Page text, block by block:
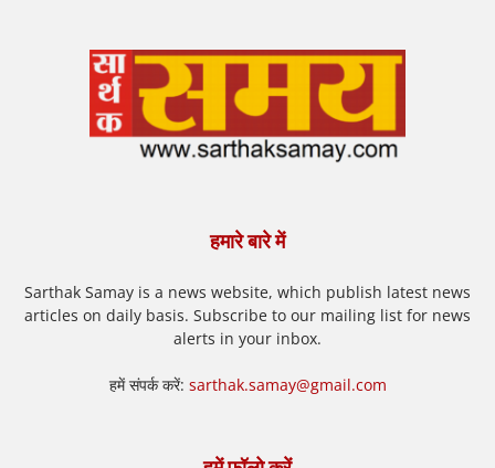
हमारे बारे में
Sarthak Samay is a news website, which publish latest news
articles on daily basis. Subscribe to our mailing list for news
alerts in your inbox.
हमें संपर्क करें: sarthak.samay@gmail.com